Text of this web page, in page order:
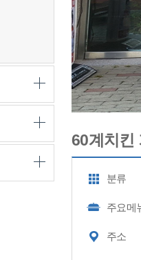
60계치킨
분류
주요메
주소